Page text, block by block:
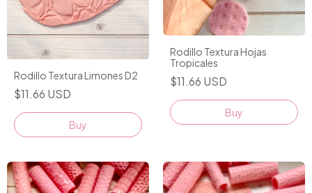
Rodillo Textura Limones D2
$11.66 USD
Rodillo Textura Hojas
Tropicales
$11.66 USD